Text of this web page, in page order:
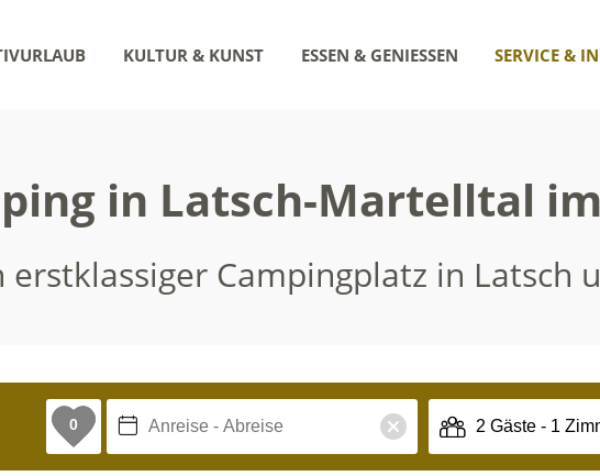
KULTUR & KUNST ESSEN & GENIESSEN SERVICE &
in Latsch-Martelltal
erstklassiger Campingplatz in Latsch